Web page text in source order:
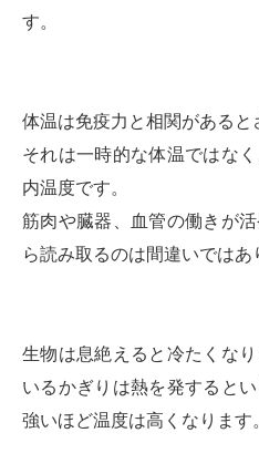
す。
体温は免疫力と相関があると
それは一時的な体温ではな
内温度です。
筋肉や臓器、血管の働きが
ら読み取るのは間違いではあ
生物は息絶えると冷たくな
いるかぎりは熱を発すると
強いほど温度は高くなります